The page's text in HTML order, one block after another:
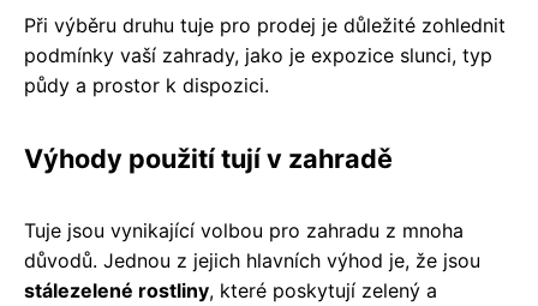
Při výběru druhu tuje pro prodej je důležité zohlednit
podmínky vaší zahrady, jako je expozice slunci, typ
půdy a prostor k dispozici.
Výhody použití tují v zahradě
Tuje jsou vynikající volbou pro zahradu z mnoha
důvodů. Jednou z jejich hlavních výhod je, že jsou
stálezelené rostliny, které poskytují zelený a